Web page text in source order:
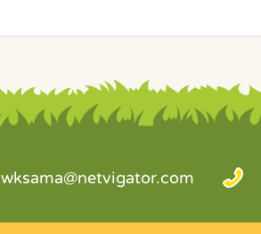
wksama@netvigator.com